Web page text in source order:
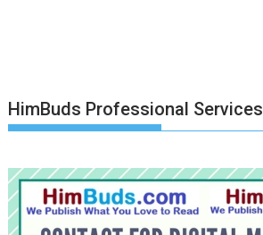
HimBuds Professional Services